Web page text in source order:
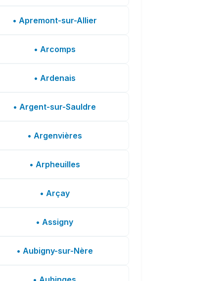
• Apremont-sur-Allier
• Arcomps
• Ardenais
• Argent-sur-Sauldre
• Argenvières
• Arpheuilles
• Arçay
• Assigny
• Aubigny-sur-Nère